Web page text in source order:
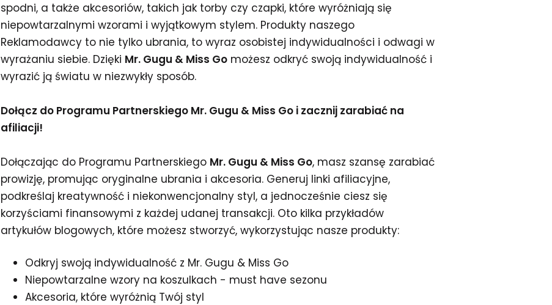
spodni, a także akcesoriów, takich jak torby czy czapki, które wyróżniają się
niepowtarzalnymi wzorami i wyjątkowym stylem. Produkty naszego
Reklamodawcy to nie tylko ubrania, to wyraz osobistej indywidualności i odwagi w
wyrażaniu siebie. Dzięki Mr. Gugu & Miss Go możesz odkryć swoją indywidualność i
wyrazić ją światu w niezwykły sposób.
Dołącz do Programu Partnerskiego Mr. Gugu & Miss Go i zacznij zarabiać na
afiliacji!
Dołączając do Programu Partnerskiego Mr. Gugu & Miss Go, masz szansę zarabiać
prowizję, promując oryginalne ubrania i akcesoria. Generuj linki afiliacyjne,
podkreślaj kreatywność i niekonwencjonalny styl, a jednocześnie ciesz się
korzyściami finansowymi z każdej udanej transakcji. Oto kilka przykładów
artykułów blogowych, które możesz stworzyć, wykorzystując nasze produkty:
Odkryj swoją indywidualność z Mr. Gugu & Miss Go
Niepowtarzalne wzory na koszulkach - must have sezonu
Akcesoria, które wyróżnią Twój styl